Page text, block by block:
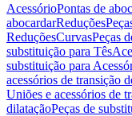
AcessórioPontas de
abocardarReduções
ReduçõesCurvasPeças
substituição para Tês
substituição para
acessórios de transição
Uniões e acessórios de
dilataçãoPeças de